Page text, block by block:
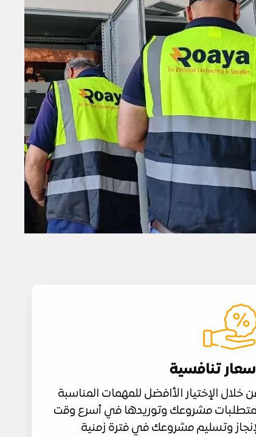
تنافسية
خلال الإختيار الأافضل للمهمات المناسبة
مشروعك وتوريدها في أسرع وقت
وتسليم مشروعك في فترة زمنية